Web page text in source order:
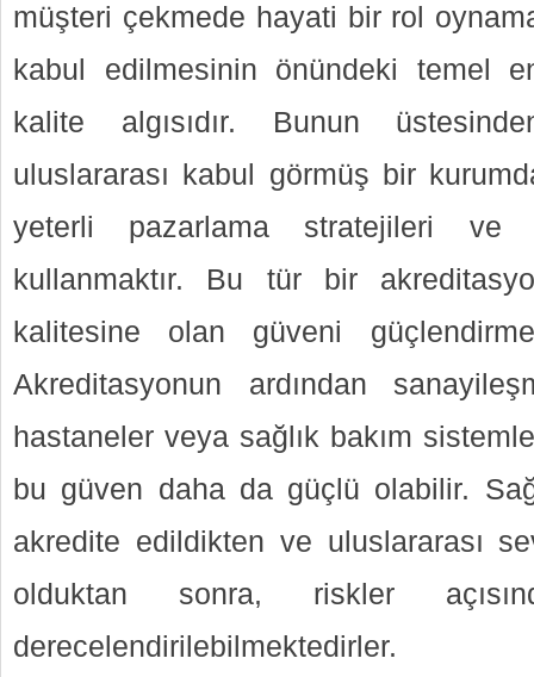
müşteri çekmede hayati bir rol
kabul edilmesinin önündeki temel
kalite algısıdır. Bunun
uluslararası kabul görmüş bir
yeterli pazarlama stratejileri ve
kullanmaktır. Bu tür bir
kalitesine olan güveni
Akreditasyonun ardından
hastaneler veya sağlık bakım
bu güven daha da güçlü olabilir.
akredite edildikten ve uluslararası
olduktan sonra, riskler
derecelendirilebilmektedirler.